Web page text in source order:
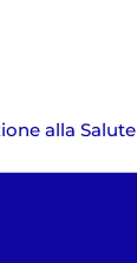
alla Salute